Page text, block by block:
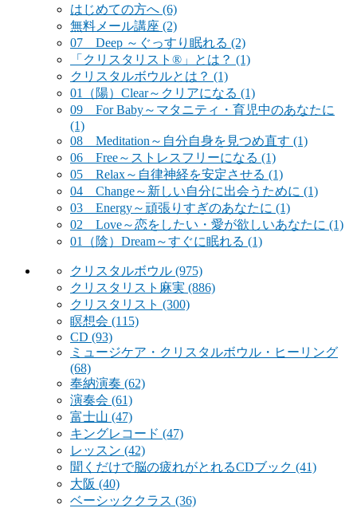
はじめての方へ (6)
無料メール講座 (2)
07 Deep ～ぐっすり眠れる (2)
「クリスタリスト®」とは？ (1)
クリスタルボウルとは？ (1)
01（陽）Clear～クリアになる (1)
09 For Baby～マタニティ・育児中のあなたに
(1)
08 Meditation～自分自身を見つめ直す (1)
06 Free～ストレスフリーになる (1)
05 Relax～自律神経を安定させる (1)
04 Change～新しい自分に出会うために (1)
03 Energy～頑張りすぎのあなたに (1)
02 Love～恋をしたい・愛が欲しいあなたに (1)
01（陰）Dream～すぐに眠れる (1)
クリスタルボウル (975)
クリスタリスト麻実 (886)
クリスタリスト (300)
瞑想会 (115)
CD (93)
ミュージケア・クリスタルボウル・ヒーリング
(68)
奉納演奏 (62)
演奏会 (61)
富士山 (47)
キングレコード (47)
レッスン (42)
聞くだけで脳の疲れがとれるCDブック (41)
大阪 (40)
ベーシッククラス (36)